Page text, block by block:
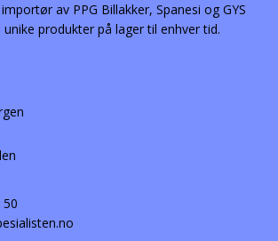
av PPG Billakker, Spanesi og GYS
unike produkter på lager til enhver tid.
50